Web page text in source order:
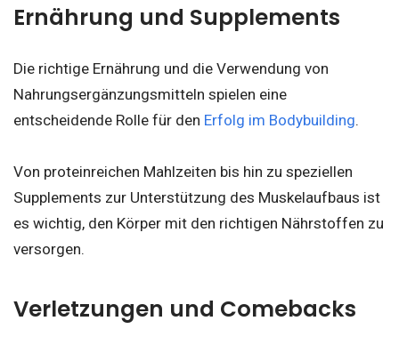
Ernährung und Supplements
Die richtige Ernährung und die Verwendung von
Nahrungsergänzungsmitteln spielen eine
entscheidende Rolle für den Erfolg im Bodybuilding.
Von proteinreichen Mahlzeiten bis hin zu speziellen
Supplements zur Unterstützung des Muskelaufbaus ist
es wichtig, den Körper mit den richtigen Nährstoffen zu
versorgen.
Verletzungen und Comebacks